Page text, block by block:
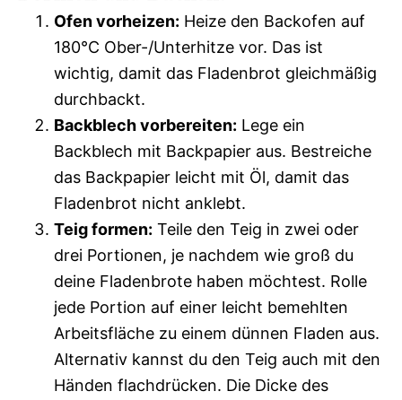
Ofen vorheizen: Heize den Backofen auf
180°C Ober-/Unterhitze vor. Das ist
wichtig, damit das Fladenbrot gleichmäßig
durchbackt.
Backblech vorbereiten: Lege ein
Backblech mit Backpapier aus. Bestreiche
das Backpapier leicht mit Öl, damit das
Fladenbrot nicht anklebt.
Teig formen: Teile den Teig in zwei oder
drei Portionen, je nachdem wie groß du
deine Fladenbrote haben möchtest. Rolle
jede Portion auf einer leicht bemehlten
Arbeitsfläche zu einem dünnen Fladen aus.
Alternativ kannst du den Teig auch mit den
Händen flachdrücken. Die Dicke des